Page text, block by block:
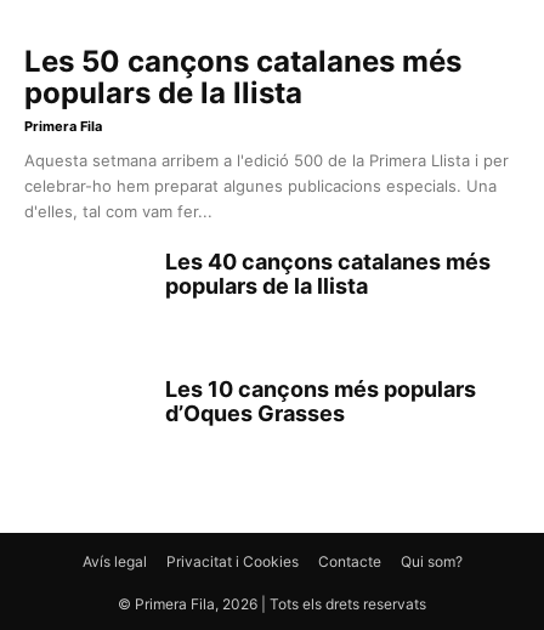
Les 50 cançons catalanes més
populars de la llista
Primera Fila
Aquesta setmana arribem a l'edició 500 de la Primera Llista i per
celebrar-ho hem preparat algunes publicacions especials. Una
d'elles, tal com vam fer...
Les 40 cançons catalanes més
populars de la llista
Les 10 cançons més populars
d’Oques Grasses
Avís legal Privacitat i Cookies Contacte Qui som?
© Primera Fila, 2026 | Tots els drets reservats